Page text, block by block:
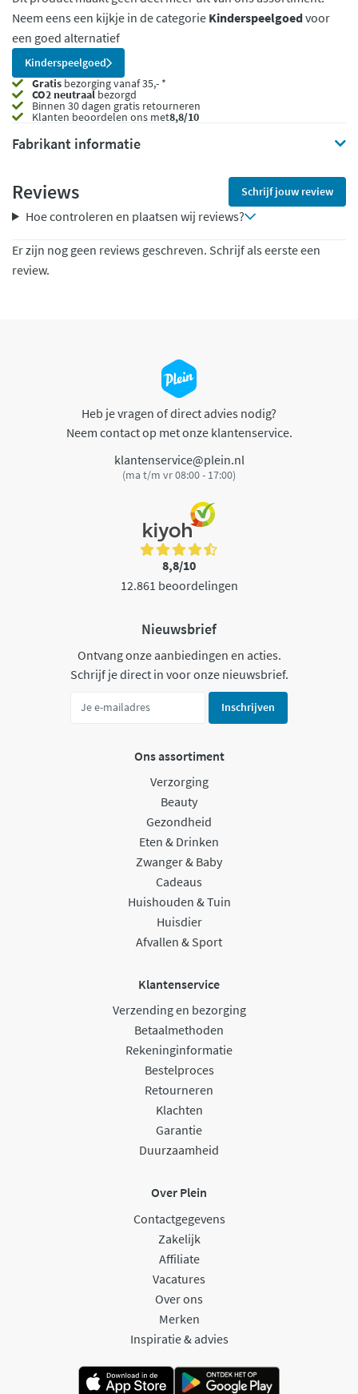
Neem eens een kijkje in de categorie Kinderspeelgoedvoor
een goed alternatief
Kinderspeelgoed
Gratis bezorging vanaf 35,- *
CO2 neutraalbezorgd
Binnen 30 dagen gratis retourneren
Klanten beoordelen ons met8,8/10
Fabrikant informatie
Reviews Schrijf jouw review
Hoe controleren en plaatsen wij reviews?
Er zijn nog geen reviews geschreven. Schrijf als eerste een
review.
Heb je vragen of direct advies nodig?
Neem contact op met onze klantenservice.
klantenservice@plein.nl
(ma t/m vr 08:00 - 17:00)
8,8/10
12.861 beoordelingen
Nieuwsbrief
Ontvang onze aanbiedingen en acties.
Schrijf je direct in voor onze nieuwsbrief.
Inschrijven
Ons assortiment
Verzorging
Beauty
Gezondheid
Eten & Drinken
Zwanger & Baby
Cadeaus
Huishouden & Tuin
Huisdier
Afvallen & Sport
Klantenservice
Verzending en bezorging
Betaalmethoden
Rekeninginformatie
Bestelproces
Retourneren
Klachten
Garantie
Duurzaamheid
Over Plein
Contactgegevens
Zakelijk
Affiliate
Vacatures
Over ons
Merken
Inspiratie & advies